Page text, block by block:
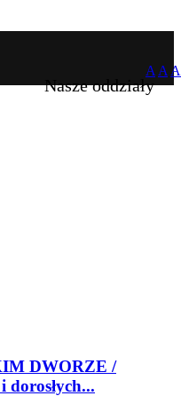
Nasze oddziały
DWORZE /
dorosłych...
A A A